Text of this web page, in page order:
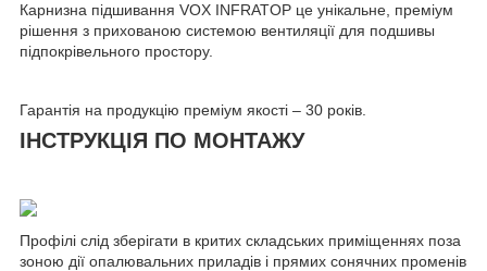
Карнизна підшивання VOX INFRATOP це унікальне, преміум
рішення з прихованою системою вентиляції для подшивы
підпокрівельного простору.
Гарантія на продукцію преміум якості – 30 років.
ІНСТРУКЦІЯ ПО МОНТАЖУ
Профілі слід зберігати в критих складських приміщеннях поза
зоною дії опалювальних приладів і прямих сонячних променів